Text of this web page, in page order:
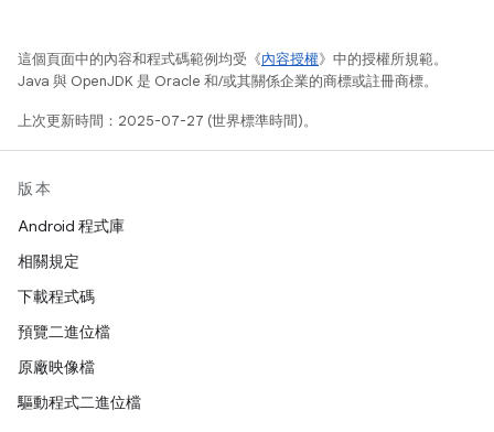
這個頁面中的內容和程式碼範例均受《內容授權》中的授權所規範。
Java 與 OpenJDK 是 Oracle 和/或其關係企業的商標或註冊商標。
上次更新時間：2025-07-27 (世界標準時間)。
版本
Android 程式庫
相關規定
下載程式碼
預覽二進位檔
原廠映像檔
驅動程式二進位檔